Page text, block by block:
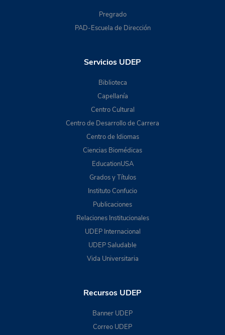
Pregrado
PAD-Escuela de Dirección
Servicios UDEP
Biblioteca
Capellanía
Centro Cultural
Centro de Desarrollo de Carrera
Centro de Idiomas
Ciencias Biomédicas
EducationUSA
Grados y Títulos
Instituto Confucio
Publicaciones
Relaciones Institucionales
UDEP Internacional
UDEP Saludable
Vida Universitaria
Recursos UDEP
Banner UDEP
Correo UDEP